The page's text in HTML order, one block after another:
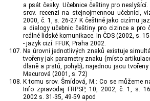
a psát česky. Učebnice češtiny pro
srov. recenzi na stejnojmennou učebnici,
2000, č. 1, s. 26-27 K češtině jako cizímu
a dialogy učebnic češtiny pro cizince a pro
reálné lidské komunikace. In ČDS (2002, s.
- jazyk cizí. FFUK, Praha 2002.
Na úrovni jednotlivých znaků existuje
tvořeny jak parametry znaku (místo
dlaně a prstů, pohyb); najednou jsou
Macurová (2001, s. 72)
K tomu srov. Šmídová, M.: Co se můžeme
Info zpravodaj FRPSP, 10, 2002, č. 1, s.
2002 s. 31-35, 49-59 apod